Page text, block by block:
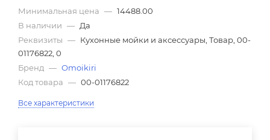
Минимальная цена — 14488.00
В наличии — Да
Реквизиты — Кухонные мойки и аксессуары, Товар, 00-
01176822, 0
Бренд — Omoikiri
Код товара — 00-01176822
Все характеристики